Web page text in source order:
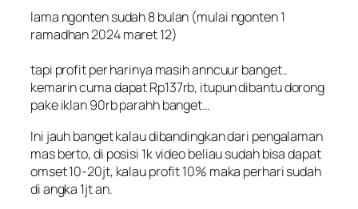
lama ngonten sudah 8 bulan (mulai ngonten 1
ramadhan 2024 maret 12)
tapi profit per harinya masih anncuur banget..
kemarin cuma dapat Rp137rb, itupun dibantu dorong
pake iklan 90rb parahh banget…
Ini jauh banget kalau dibandingkan dari pengalaman
mas berto, di posisi 1k video beliau sudah bisa dapat
omset 10-20jt, kalau profit 10% maka perhari sudah
di angka 1jt an.